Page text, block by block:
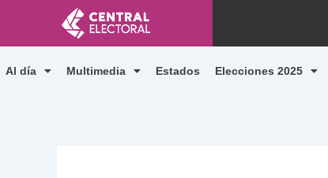
contenido
Al día Multimedia Estados Elecciones 2025